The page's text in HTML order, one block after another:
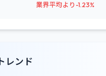
業界平均より-1.23%
レンド